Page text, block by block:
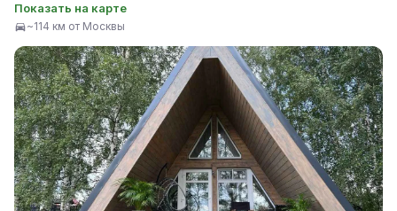
Показать на карте
~114 км от Москвы